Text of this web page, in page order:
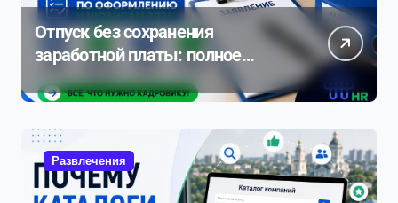
Отпуск без сохранения
заработной платы: полное
руководство по оформлению и
нюансам 2026
Развлечения